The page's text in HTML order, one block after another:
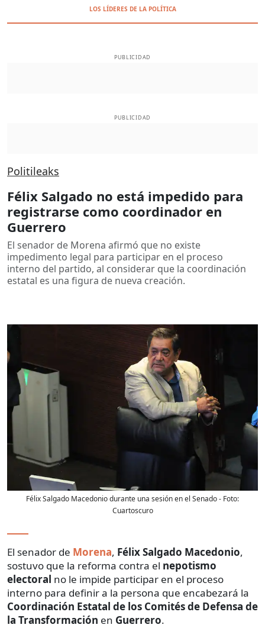
LOS LÍDERES DE LA POLÍTICA
PUBLICIDAD
PUBLICIDAD
Politileaks
Félix Salgado no está impedido para
registrarse como coordinador en
Guerrero
El senador de Morena afirmó que no existe
impedimento legal para participar en el proceso
interno del partido, al considerar que la coordinación
estatal es una figura de nueva creación.
Félix Salgado Macedonio durante una sesión en el Senado- Foto:
Cuartoscuro
El senador de Morena, Félix Salgado Macedonio,
sostuvo que la reforma contra el nepotismo
electoral no le impide participar en el proceso
interno para definir a la persona que encabezará la
Coordinación Estatal de los Comités de Defensa de
la Transformación en Guerrero.